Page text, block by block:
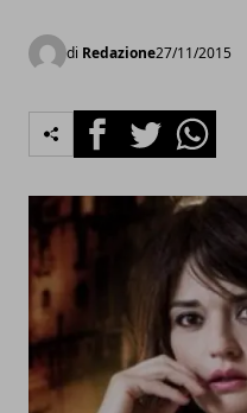
di Redazione27/11/2015
FacebookTwitterWhatsapp